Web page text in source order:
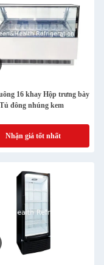
16 khay Hộp trưng bày
đông nhúng kem
Nhận giá tốt nhất